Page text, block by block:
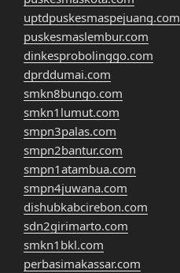
uptdpuskesmaspejuang.com
puskesmaslembur.com
dinkesprobolinggo.com
dprddumai.com
smkn8bungo.com
smkn1lumut.com
smpn3palas.com
smpn2bantur.com
smpn1atambua.com
smpn4juwana.com
dishubkabcirebon.com
sdn2girimarto.com
smkn1bkl.com
perbasimakassar.com